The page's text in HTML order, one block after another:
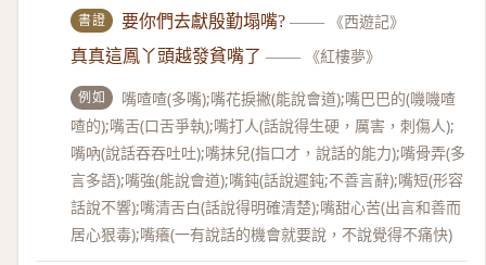
書證 要你們去獻殷勤塌嘴? —— 《西遊記》
真真這鳳丫頭越發貧嘴了 —— 《紅樓夢》
例如
嘴喳喳(多嘴);嘴花捩撇(能說會道);嘴巴巴的(嘰嘰喳
喳的);嘴舌(口舌爭執);嘴打人(話說得生硬，厲害，刺傷人);
嘴吶(說話吞吞吐吐);嘴抹兒(指口才，說話的能力);嘴骨弄(多
言多語);嘴強(能說會道);嘴鈍(話說遲鈍;不善言辭);嘴短(形容
話說不響);嘴清舌白(話說得明確清楚);嘴甜心苦(出言和善而
居心狠毒);嘴癢(一有說話的機會就要說，不說覺得不痛快)